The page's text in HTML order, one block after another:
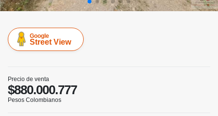
Google
Street View
Precio de venta
$880.000.777
Pesos Colombianos